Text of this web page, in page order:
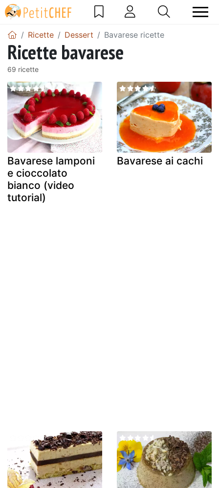
Ricette Dessert Bavarese ricette
Ricette bavarese
69 ricette
Bavarese lamponi
e cioccolato
bianco (video
tutorial)
Bavarese ai cachi